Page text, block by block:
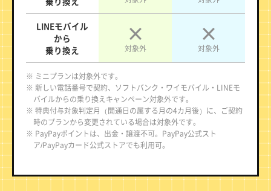
LINEモバイル
から
乗り換え
対象外 対象外
※ ミニプランは対象外です。
※ 新しい電話番号で契約、ソフトバンク・ワイモバイル・LINEモ
バイルからの乗り換えキャンペーン対象外です。
※ 特典付与対象判定月（開通日の属する月の4カ月後）に、ご契約
時のプランから変更されている場合は対象外です。
※ PayPayポイントは、出金・譲渡不可。PayPay公式スト
ア/PayPayカード公式ストアでも利用可。